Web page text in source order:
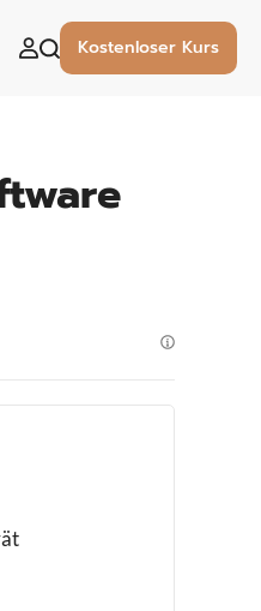
Kostenloser Kurs